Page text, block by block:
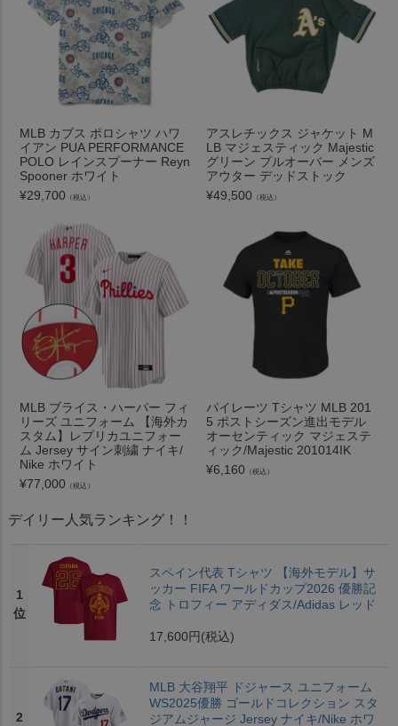
MLB カブス ポロシャツ ハワ
イアン PUA PERFORMANCE
POLO レインスプーナー Reyn
Spooner ホワイト
¥29,700 （税込）
アスレチックス ジャケット M
LB マジェスティック Majestic
グリーン プルオーバー メンズ
アウター デッドストック
¥49,500 （税込）
MLB ブライス・ハーパー フィ
リーズ ユニフォーム 【海外カ
スタム】レプリカユニフォー
ム Jersey サイン刺繍 ナイキ/
Nike ホワイト
¥77,000 （税込）
パイレーツ Tシャツ MLB 201
5 ポストシーズン進出モデル
オーセンティック マジェステ
ィック/Majestic 201014IK
¥6,160 （税込）
デイリー人気ランキング！！
1
位
スペイン代表 Tシャツ 【海外モデル】サ
ッカー FIFA ワールドカップ2026 優勝記
念 トロフィー アディダス/Adidas レッド
17,600円 (税込)
2
MLB 大谷翔平 ドジャース ユニフォーム
WS2025優勝 ゴールドコレクション スタ
ジアムジャージ Jersey ナイキ/Nike ホワ